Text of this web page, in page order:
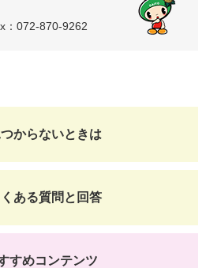
：072-870-9262
つからないときは
ある質問と回答
すめコンテンツ